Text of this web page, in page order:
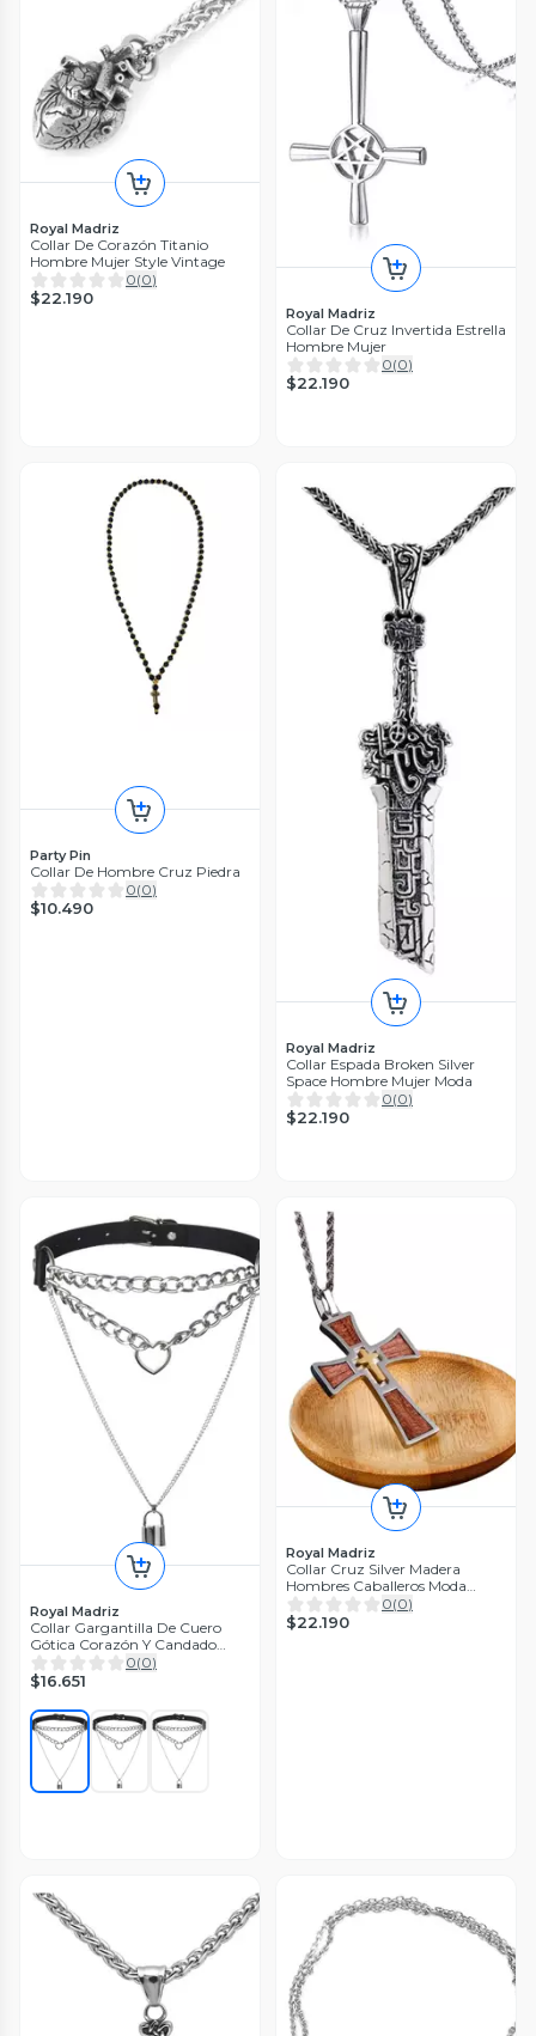
Royal Madriz
Collar De Corazón Titanio
Hombre Mujer Style Vintage
0(0)
$22.190
Royal Madriz
Collar De Cruz Invertida Estrella
Hombre Mujer
0(0)
$22.190
Party Pin
Collar De Hombre Cruz Piedra
0(0)
$10.490
Royal Madriz
Collar Espada Broken Silver
Space Hombre Mujer Moda
0(0)
$22.190
Royal Madriz
Collar Gargantilla De Cuero
Gótica Corazón Y Candado
Mujer
0(0)
$16.651
Royal Madriz
Collar Cruz Silver Madera
Hombres Caballeros Moda
Masculina
0(0)
$22.190